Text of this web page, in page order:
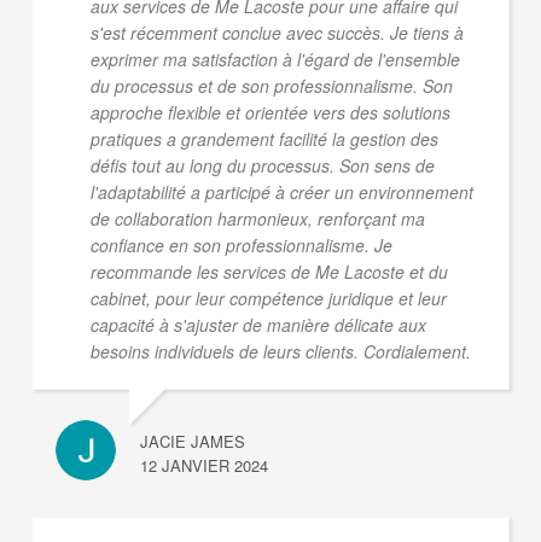
aux services de Me Lacoste pour une affaire qui
s'est récemment conclue avec succès. Je tiens à
exprimer ma satisfaction à l'égard de l'ensemble
du processus et de son professionnalisme. Son
approche flexible et orientée vers des solutions
pratiques a grandement facilité la gestion des
défis tout au long du processus. Son sens de
l'adaptabilité a participé à créer un environnement
de collaboration harmonieux, renforçant ma
confiance en son professionnalisme. Je
recommande les services de Me Lacoste et du
cabinet, pour leur compétence juridique et leur
capacité à s'ajuster de manière délicate aux
besoins individuels de leurs clients. Cordialement.
JACIE JAMES
12 JANVIER 2024